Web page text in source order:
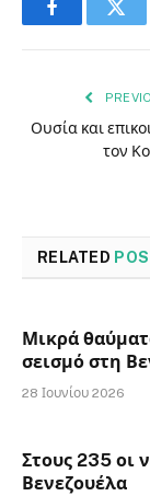
Facebook
Ουσία και
τον
RELATED
Μικρά
σεισμό στη
28 Ιουνίου 2026
Στους 235 οι
Βενεζουέλα